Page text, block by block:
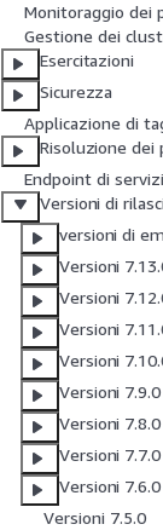
Monitoraggio dei
Gestione dei
Esercitazioni
Sicurezza
Applicazione di
Risoluzione dei
Endpoint di
Versioni di
versioni di
Versioni
Versioni
Versioni
Versioni
Versioni 7.9.0
Versioni 7.8.0
Versioni 7.7.0
Versioni 7.6.0
Versioni 7.5.0